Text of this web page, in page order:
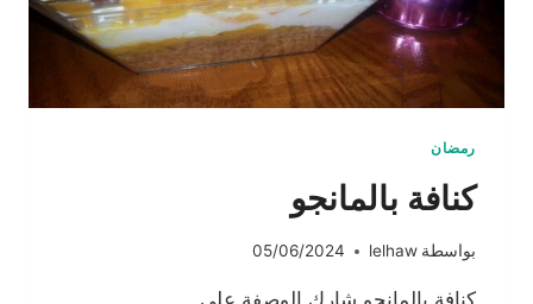
رمضان
كنافة بالمانجو
بواسطة lelhaw
05/06/2024